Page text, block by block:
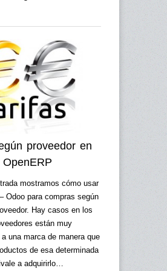
proveedor en
mostramos cómo usar
Odoo para compras según
Hay casos en los
están muy
una marca de manera que
de esa determinada
a adquirirlo…